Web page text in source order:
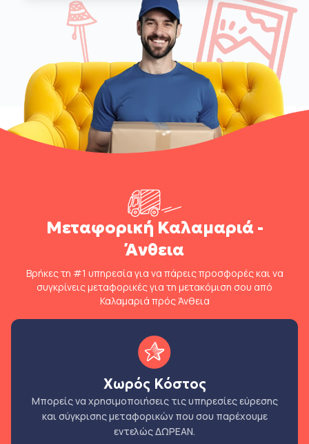
Μεταφορική Καλαμαριά -
Άνθεια
Βρήκες τη #1 υπηρεσία για να πάρεις προσφορές και να
συγκρίνεις μεταφορικές για τη μετακόμιση σου από
Καλαμαριά πρός Άνθεια
Χωρός Κόστος
Μπορείς να χρησιμοποιήσεις τις υπηρεσίες εύρεσης
και σύγκρισης μεταφορικών που σου παρέχουμε
εντελώς ΔΩΡΕΑΝ.